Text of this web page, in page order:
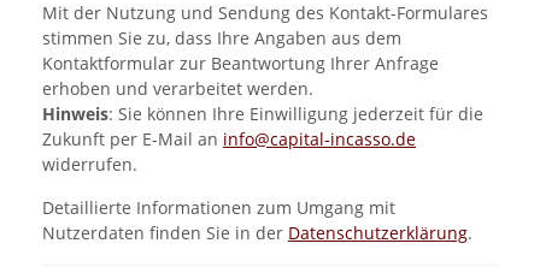
Mit der Nutzung und Sendung des Kontakt-Formulares
stimmen Sie zu, dass Ihre Angaben aus dem
Kontaktformular zur Beantwortung Ihrer Anfrage
erhoben und verarbeitet werden.
Hinweis: Sie können Ihre Einwilligung jederzeit für die
Zukunft per E-Mail an info@capital-incasso.de
widerrufen.
Detaillierte Informationen zum Umgang mit
Nutzerdaten finden Sie in der Datenschutzerklärung.